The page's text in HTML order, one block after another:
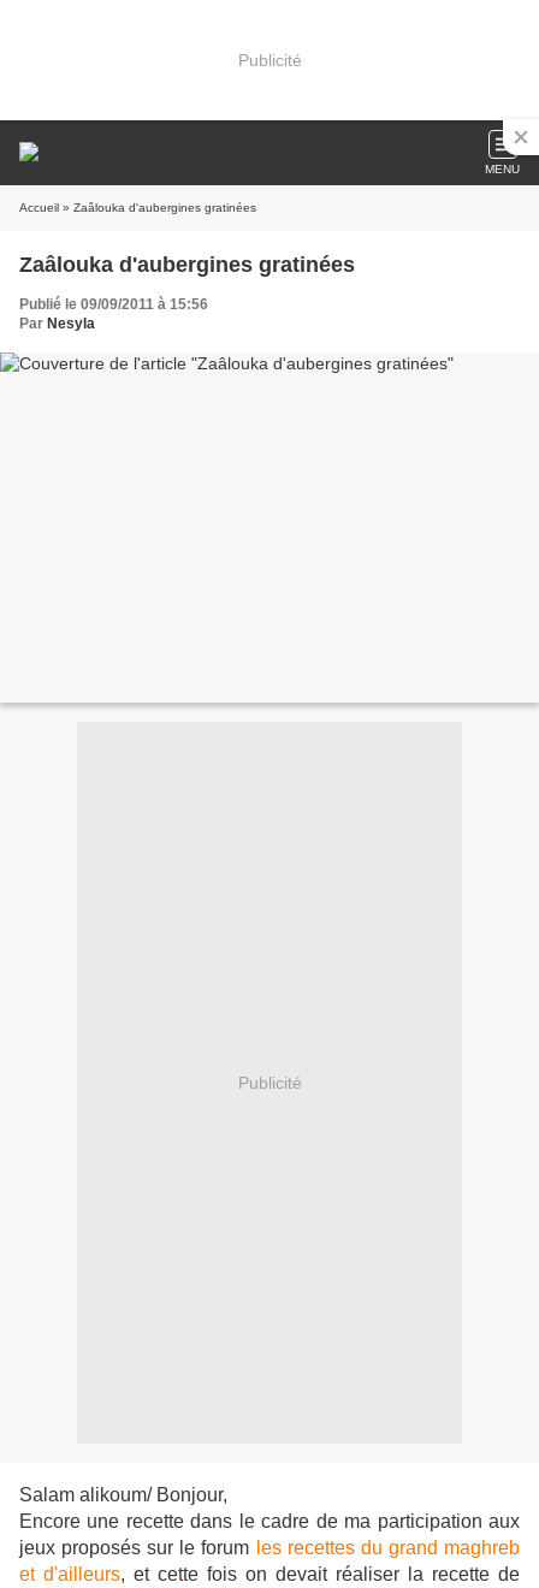
Publicité
MENU
Accueil » Zaâlouka d'aubergines gratinées
Zaâlouka d'aubergines gratinées
Publié le 09/09/2011 à 15:56
Par Nesyla
Publicité
Salam alikoum/ Bonjour,
Encore une recette dans le cadre de ma participation aux
jeux proposés sur le forum les recettes du grand maghreb
et d'ailleurs, et cette fois on devait réaliser la recette de